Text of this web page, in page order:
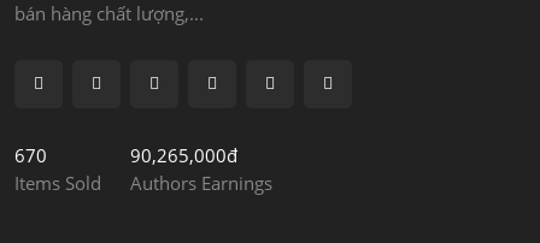
bán hàng chất lượng,...
670
Items Sold
90,265,000đ
Authors Earnings